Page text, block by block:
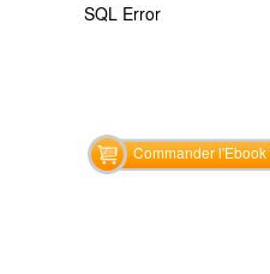
Commander l'Ebook
SQL Error